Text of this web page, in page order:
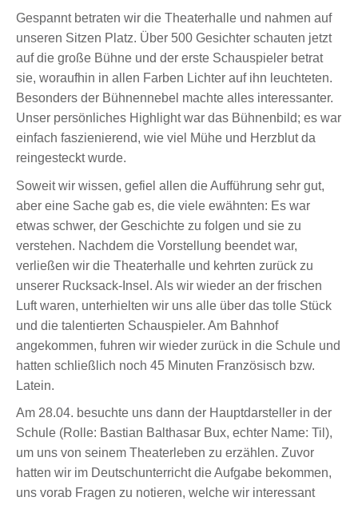
Gespannt betraten wir die Theaterhalle und nahmen auf
unseren Sitzen Platz. Über 500 Gesichter schauten jetzt
auf die große Bühne und der erste Schauspieler betrat
sie, woraufhin in allen Farben Lichter auf ihn leuchteten.
Besonders der Bühnennebel machte alles interessanter.
Unser persönliches Highlight war das Bühnenbild; es war
einfach faszienierend, wie viel Mühe und Herzblut da
reingesteckt wurde.
Soweit wir wissen, gefiel allen die Aufführung sehr gut,
aber eine Sache gab es, die viele ewähnten: Es war
etwas schwer, der Geschichte zu folgen und sie zu
verstehen. Nachdem die Vorstellung beendet war,
verließen wir die Theaterhalle und kehrten zurück zu
unserer Rucksack-Insel. Als wir wieder an der frischen
Luft waren, unterhielten wir uns alle über das tolle Stück
und die talentierten Schauspieler. Am Bahnhof
angekommen, fuhren wir wieder zurück in die Schule und
hatten schließlich noch 45 Minuten Französisch bzw.
Latein.
Am 28.04. besuchte uns dann der Hauptdarsteller in der
Schule (Rolle: Bastian Balthasar Bux, echter Name: Til),
um uns von seinem Theaterleben zu erzählen. Zuvor
hatten wir im Deutschunterricht die Aufgabe bekommen,
uns vorab Fragen zu notieren, welche wir interessant